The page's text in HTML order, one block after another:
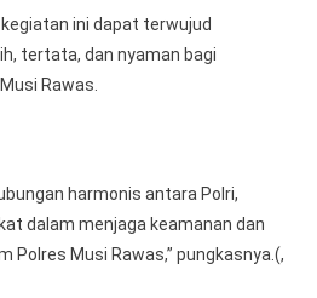
ini dapat terwujud
tertata, dan nyaman bagi
Rawas.
harmonis antara Polri,
dalam menjaga keamanan dan
Polres Musi Rawas,” pungkasnya.(,